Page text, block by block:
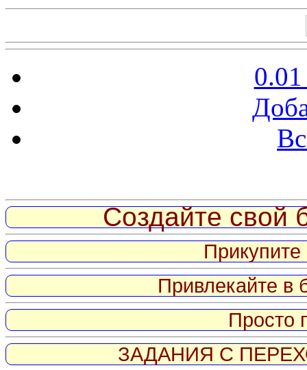
Создайте свой
Привлекайте в
Просто
ЗАДАНИЯ С